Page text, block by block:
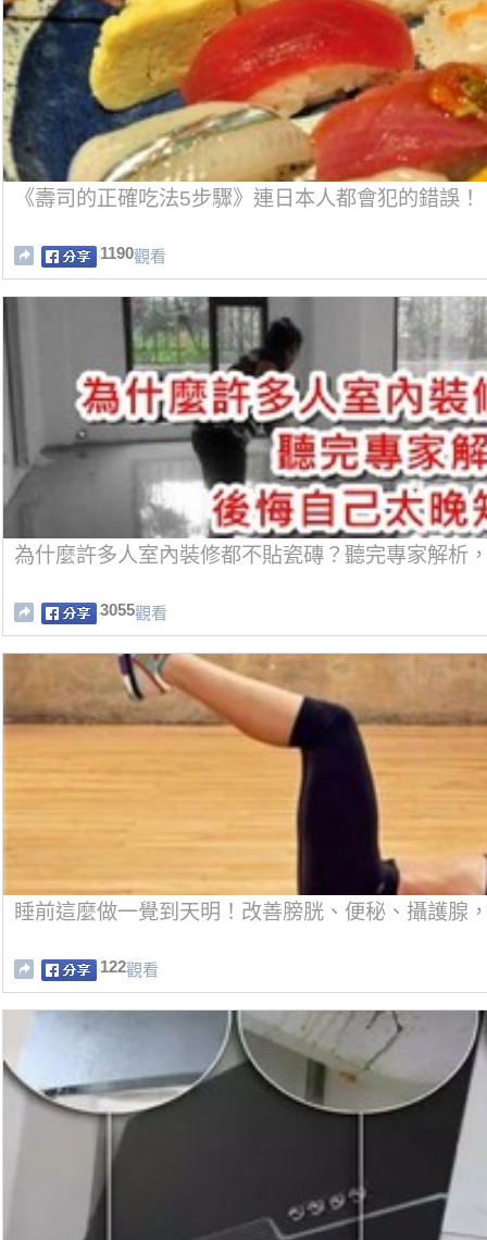
《壽司的正確吃法5步驟》連日本人都會犯的錯誤！
1190觀看
為什麼許多人室內裝修都不貼瓷磚？聽完專家解析
3055觀看
睡前這麼做一覺到天明！改善膀胱、便秘、攝護腺
122觀看